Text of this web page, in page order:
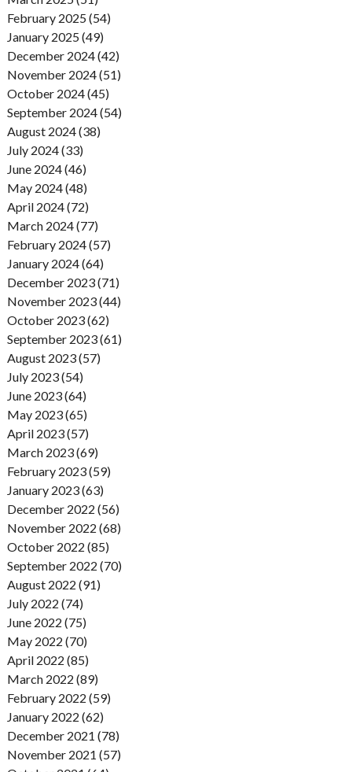
February 2025 (54)
January 2025 (49)
December 2024 (42)
November 2024 (51)
October 2024 (45)
September 2024 (54)
August 2024 (38)
July 2024 (33)
June 2024 (46)
May 2024 (48)
April 2024 (72)
March 2024 (77)
February 2024 (57)
January 2024 (64)
December 2023 (71)
November 2023 (44)
October 2023 (62)
September 2023 (61)
August 2023 (57)
July 2023 (54)
June 2023 (64)
May 2023 (65)
April 2023 (57)
March 2023 (69)
February 2023 (59)
January 2023 (63)
December 2022 (56)
November 2022 (68)
October 2022 (85)
September 2022 (70)
August 2022 (91)
July 2022 (74)
June 2022 (75)
May 2022 (70)
April 2022 (85)
March 2022 (89)
February 2022 (59)
January 2022 (62)
December 2021 (78)
November 2021 (57)